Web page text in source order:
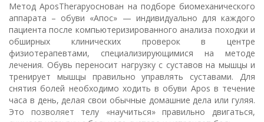
Метод AposТherapyоснован на подборе биомеханического
аппарата – обуви «Апос» — индивидуально для каждого
пациента после компьютеризированного анализа походки и
обширных клинических проверок в центре
физиотерапевтами, специализирующимися на методе
лечения. Обувь переносит нагрузку с суставов на мышцы и
тренирует мышцы правильно управлять суставами. Для
снятия болей необходимо ходить в обуви Apos в течение
часа в день, делая свои обычные домашние дела или гуляя.
Это позволяет телу «научиться» правильно двигаться,